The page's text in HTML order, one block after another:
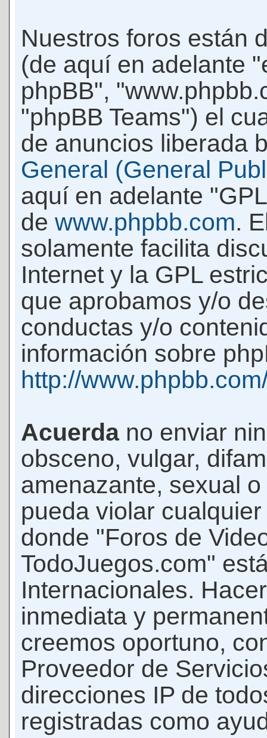
Nuestros foros están
(de aquí en adelante
phpBB",
"phpBB Teams") el
de anuncios liberada
General (General
aquí en adelante
de www.phpbb.com.
solamente facilita
Internet y la GPL
que aprobamos y/o
conductas y/o
información sobre
http://
Acuerda no enviar
obsceno, vulgar,
amenazante, sexual
pueda violar
donde "Foros de
TodoJuegos.com"
Internacionales.
inmediata y
creemos oportuno,
Proveedor de
direcciones IP de
registradas como